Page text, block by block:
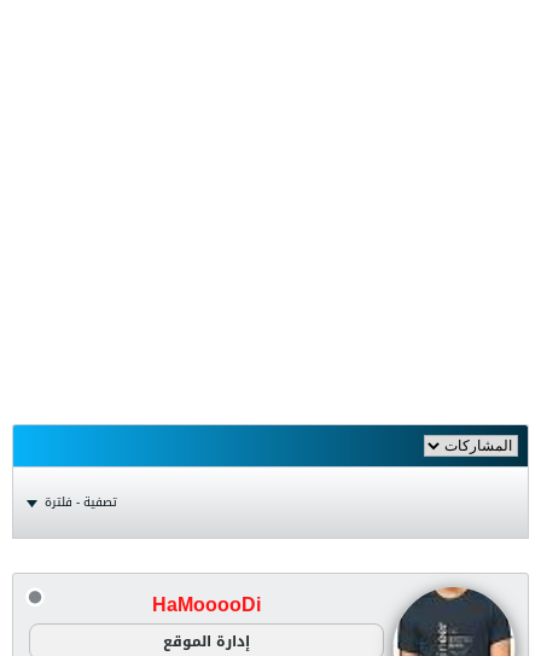
تصفية - فلترة
HaMooooDi
إدارة الموقع